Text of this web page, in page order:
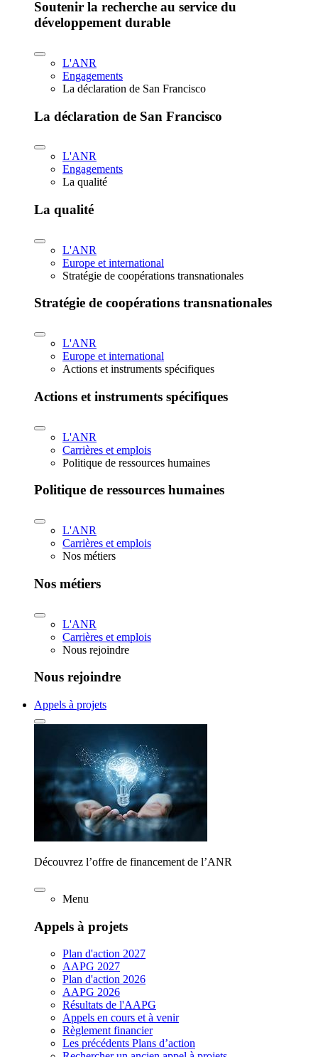
Soutenir la recherche au service du
développement durable
L'ANR
Engagements
La déclaration de San Francisco
La déclaration de San Francisco
L'ANR
Engagements
La qualité
La qualité
L'ANR
Europe et international
Stratégie de coopérations transnationales
Stratégie de coopérations transnationales
L'ANR
Europe et international
Actions et instruments spécifiques
Actions et instruments spécifiques
L'ANR
Carrières et emplois
Politique de ressources humaines
Politique de ressources humaines
L'ANR
Carrières et emplois
Nos métiers
Nos métiers
L'ANR
Carrières et emplois
Nous rejoindre
Nous rejoindre
Appels à projets
Découvrez l’offre de financement de l’ANR
Menu
Appels à projets
Plan d'action 2027
AAPG 2027
Plan d'action 2026
AAPG 2026
Résultats de l'AAPG
Appels en cours et à venir
Règlement financier
Les précédents Plans d’action